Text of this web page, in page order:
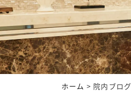
ホーム > 院内ブログ